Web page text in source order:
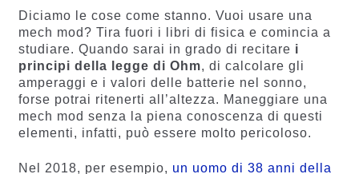
Diciamo le cose come stanno. Vuoi usare una
mech mod? Tira fuori i libri di fisica e comincia a
studiare. Quando sarai in grado di recitare i
principi della legge di Ohm, di calcolare gli
amperaggi e i valori delle batterie nel sonno,
forse potrai ritenerti all’altezza. Maneggiare una
mech mod senza la piena conoscenza di questi
elementi, infatti, può essere molto pericoloso.
Nel 2018, per esempio, un uomo di 38 anni della